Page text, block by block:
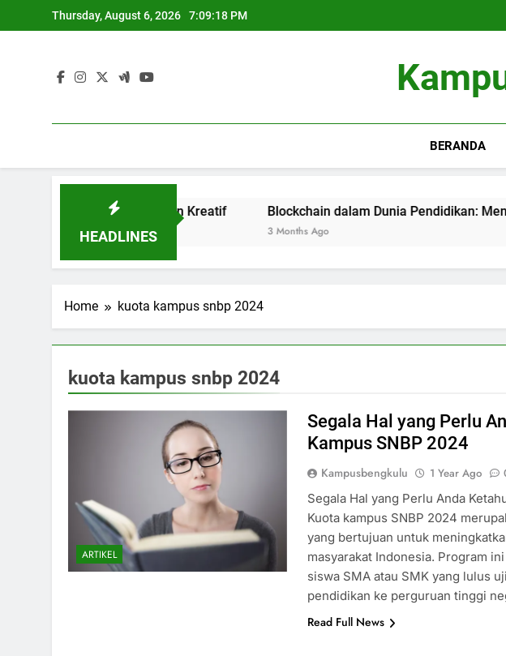
to
Thursday, August 6, 2026 7:09:18 PM
BERANDA
HEADLINES
Terbuka dan Kreatif Blockchain dalam Dunia Pendidikan:
3 Months Ago
Home kuota kampus snbp 2024
kuota kampus snbp 2024
ARTIKEL
Segala Hal yang Perlu
Kampus SNBP 2024
Kampusbengkulu 1 Year Ago
Segala Hal yang Perlu Anda
Kuota kampus SNBP 2024
yang bertujuan untuk
masyarakat Indonesia. Program
siswa SMA atau SMK yang lulus
pendidikan ke perguruan tinggi
Read Full News